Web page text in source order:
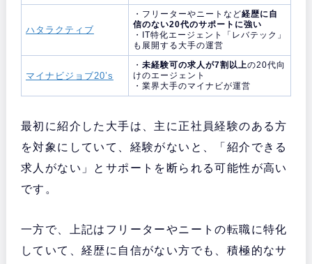
ハタラクティブ
・フリーターやニートなど経歴に自
信のない20代のサポートに強い
・IT特化エージェント「レバテック」
も展開する大手の運営
マイナビジョブ20’s
・ 未経験可の求人が7割以上の20代向
けのエージェント
・業界大手のマイナビが運営
最初に紹介した大手は、主に正社員経験のある方
を対象にしていて、経験がないと、「紹介できる
求人がない」とサポートを断られる可能性が高い
です。
一方で、上記はフリーターやニートの転職に特化
していて、経歴に自信がない方でも、積極的なサ